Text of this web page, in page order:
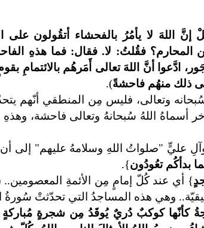
إنَّ اللهَ لا يأمُرُ بالفحشاء أتقُولون على
المحارم؟ فقُلتُ: لا. فقال: فما هذهِ
ادَّعوا أنَّ اللهَ تعالى أَمَرهُم بالائتمامِ
ذلك منهُم فاحشةً).
سُبحانه وتعالى، فليس مِن المنطقي أنّهم
أسماهُ اللهُ سُبحانهُ وتعالى فاحشة،
عليٍّ "صلواتُ اللهِ وسلامهُ عليهم" إلى
بدأكُم تعُودُون}.
} أي عند كُلّ إمامٍ مِن الأئمةِ المعصومين..
وهي هذه المساجدُ التي تحدّثتْ سُورةُ
كأنّها كوكبٌ دُريٌ يُوقَدُ مِن شجرةٍ مُباركةٍ